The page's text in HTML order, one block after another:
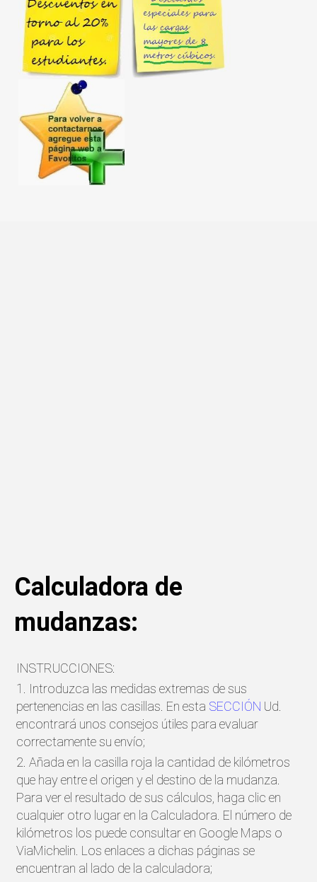
Calculadora de
mudanzas:
INSTRUCCIONES:
1. Introduzca las medidas extremas de sus
pertenencias en las casillas. En esta SECCIÓN Ud.
encontrará unos consejos útiles para evaluar
correctamente su envío;
2. Añada en la casilla roja la cantidad de kilómetros
que hay entre el origen y el destino de la mudanza.
Para ver el resultado de sus cálculos, haga clic en
cualquier otro lugar en la Calculadora. El número de
kilómetros los puede consultar en Google Maps o
ViaMichelin. Los enlaces a dichas páginas se
encuentran al lado de la calculadora;